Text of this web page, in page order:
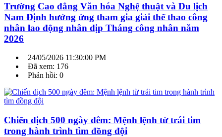
Trường Cao đẳng Văn hóa Nghệ thuật và Du lịch
Nam Định hưởng ứng tham gia giải thể thao công
nhân lao động nhân dịp Tháng công nhân năm
2026
24/05/2026 11:30:00 PM
Đã xem: 176
Phản hồi: 0
Chiến dịch 500 ngày đêm: Mệnh lệnh từ trái tim
trong hành trình tìm đồng đội